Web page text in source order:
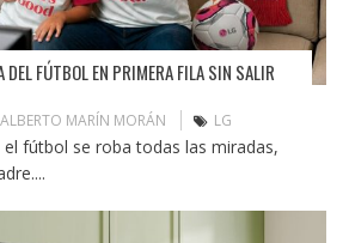
DEL FÚTBOL EN PRIMERA FILA SIN SALIR
ALBERTO MARÍN MORÁN LG
el fútbol se roba todas las miradas,